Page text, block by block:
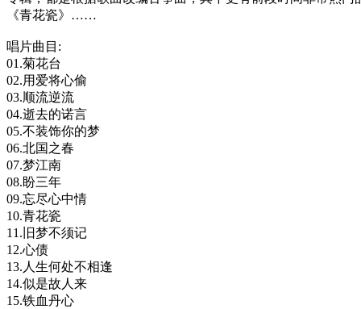
《青花瓷》……
唱片曲目:
01.菊花台
02.用爱将心偷
03.顺流逆流
04.逝去的诺言
05.不装饰你的梦
06.北国之春
07.梦江南
08.盼三年
09.忘尽心中情
10.青花瓷
11.旧梦不须记
12.心债
13.人生何处不相逢
14.似是故人来
15.铁血丹心